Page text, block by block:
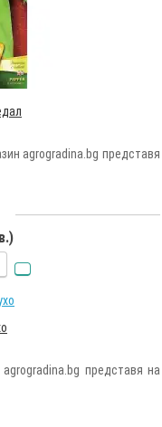
agrogradina.bg представя
представя на